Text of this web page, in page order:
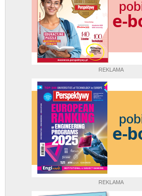
REKLAMA
REKLAMA